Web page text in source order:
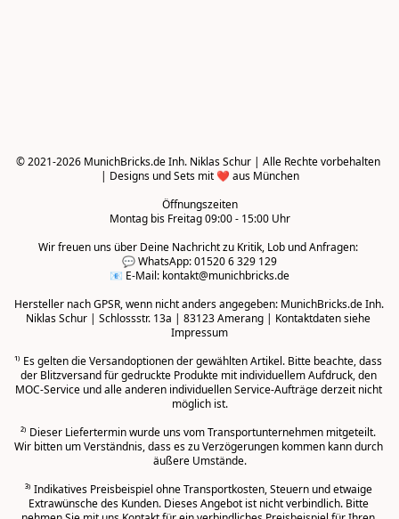
© 2021-2026 MunichBricks.de Inh. Niklas Schur | Alle Rechte vorbehalten
| Designs und Sets mit ❤️ aus München
Öffnungszeiten
Montag bis Freitag 09:00 - 15:00 Uhr
Wir freuen uns über Deine Nachricht zu Kritik, Lob und Anfragen:
💬 WhatsApp: 01520 6 329 129
📧 E-Mail: kontakt@munichbricks.de
Hersteller nach GPSR, wenn nicht anders angegeben: MunichBricks.de Inh.
Niklas Schur | Schlossstr. 13a | 83123 Amerang | Kontaktdaten siehe
Impressum
¹⁾ Es gelten die Versandoptionen der gewählten Artikel. Bitte beachte, dass
der Blitzversand für gedruckte Produkte mit individuellem Aufdruck, den
MOC-Service und alle anderen individuellen Service-Aufträge derzeit nicht
möglich ist.
²⁾ Dieser Liefertermin wurde uns vom Transportunternehmen mitgeteilt.
Wir bitten um Verständnis, dass es zu Verzögerungen kommen kann durch
äußere Umstände.
³⁾ Indikatives Preisbeispiel ohne Transportkosten, Steuern und etwaige
Extrawünsche des Kunden. Dieses Angebot ist nicht verbindlich. Bitte